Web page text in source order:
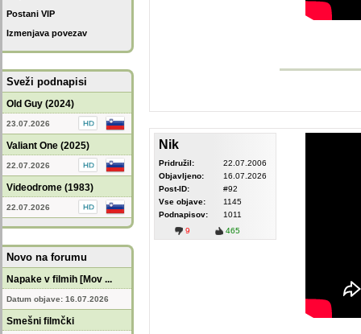
Postani VIP
Izmenjava povezav
Sveži podnapisi
Old Guy (2024)
23.07.2026
Valiant One (2025)
22.07.2026
Videodrome (1983)
22.07.2026
Novo na forumu
Napake v filmih [Mov ...
Datum objave: 16.07.2026
Smešni filmčki
Nik
Pridružil:
22.07.2006
Objavljeno:
16.07.2026
Post-ID:
#92
Vse objave:
1145
Podnapisov:
1011
9
465